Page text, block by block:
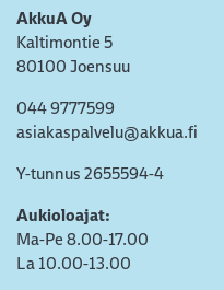
AkkuA Oy
Kaltimontie 5
80100 Joensuu
044 9777599
asiakaspalvelu@akkua.fi
Y-tunnus 2655594-4
Aukioloajat:
Ma-Pe 8.00-17.00
La 10.00-13.00